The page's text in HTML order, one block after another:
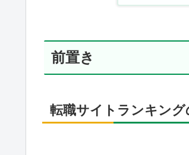
前置き
転職サイトランキング